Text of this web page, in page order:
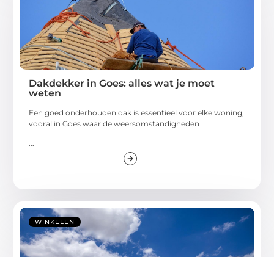
Dakdekker in Goes: alles wat je moet
weten
Een goed onderhouden dak is essentieel voor elke woning,
vooral in Goes waar de weersomstandigheden
WINKELEN